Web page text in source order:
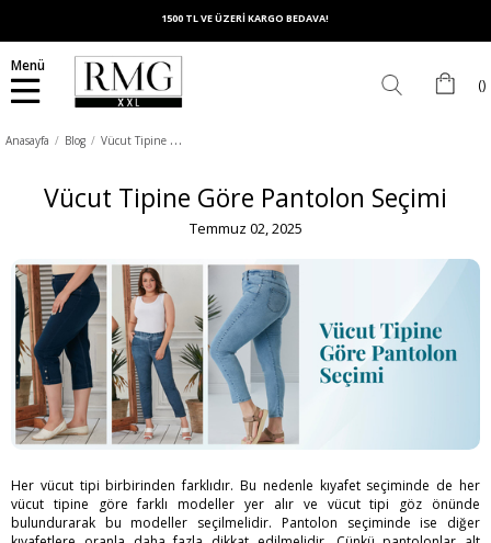
1500 TL VE ÜZERİ KARGO BEDAVA!
Menü
Anasayfa Blog V
ücut Tipine Göre Pantolon Seçimi
Vücut Tipine Göre Pantolon Seçimi
Her vücut tipi birbirinden farklıdır. Bu nedenle kıyafet seçiminde de her
vücut tipine göre farklı modeller yer alır ve vücut tipi göz önünde
bulundurarak bu modeller seçilmelidir. Pantolon seçiminde ise diğer
Temmuz 02, 2025